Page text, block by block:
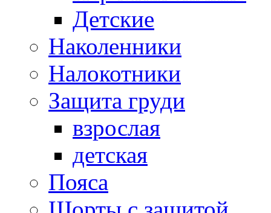
Детские
Наколенники
Налокотники
Защита груди
взрослая
детская
Пояса